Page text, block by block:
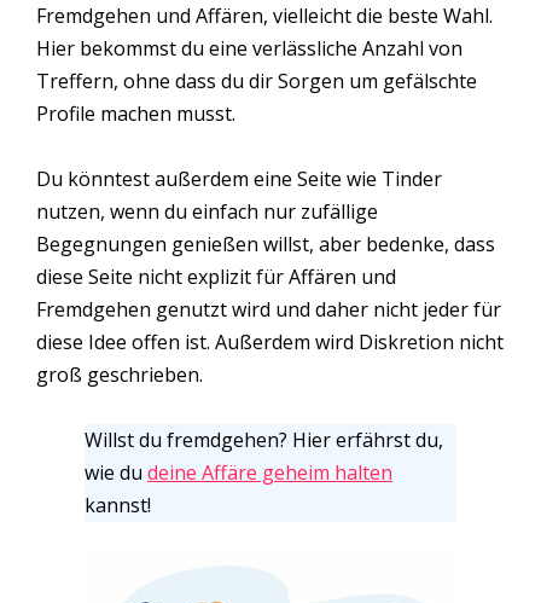
Fremdgehen und Affären, vielleicht die beste Wahl.
Hier bekommst du eine verlässliche Anzahl von
Treffern, ohne dass du dir Sorgen um gefälschte
Profile machen musst.
Du könntest außerdem eine Seite wie Tinder
nutzen, wenn du einfach nur zufällige
Begegnungen genießen willst, aber bedenke, dass
diese Seite nicht explizit für Affären und
Fremdgehen genutzt wird und daher nicht jeder für
diese Idee offen ist. Außerdem wird Diskretion nicht
groß geschrieben.
Willst du fremdgehen? Hier erfährst du,
wie du deine Affäre geheim halten
kannst!